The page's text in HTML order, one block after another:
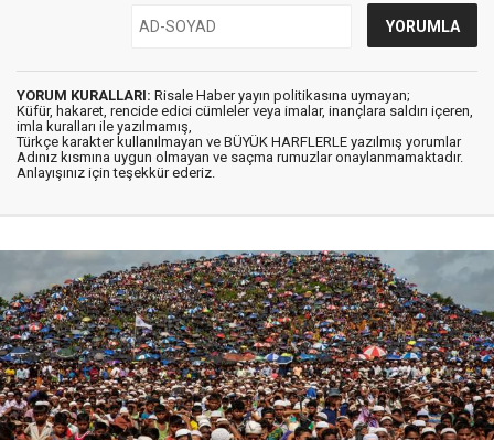
YORUM KURALLARI: Risale Haber yayın politikasına uymayan;
Küfür, hakaret, rencide edici cümleler veya imalar, inançlara saldırı içeren,
imla kuralları ile yazılmamış,
Türkçe karakter kullanılmayan ve BÜYÜK HARFLERLE yazılmış yorumlar
Adınız kısmına uygun olmayan ve saçma rumuzlar onaylanmamaktadır.
Anlayışınız için teşekkür ederiz.